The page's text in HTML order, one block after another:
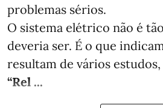
problemas sérios.
O sistema elétrico não é
deveria ser. É o que
resultam de vários
“Rel ...